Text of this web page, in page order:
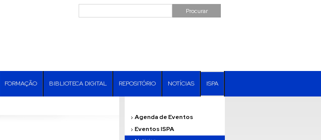
FORMAÇÃO BIBLIOTECA DIGITAL REPOSITÓRIO NOTÍCIAS ISPA
Agenda de Eventos
Eventos ISPA